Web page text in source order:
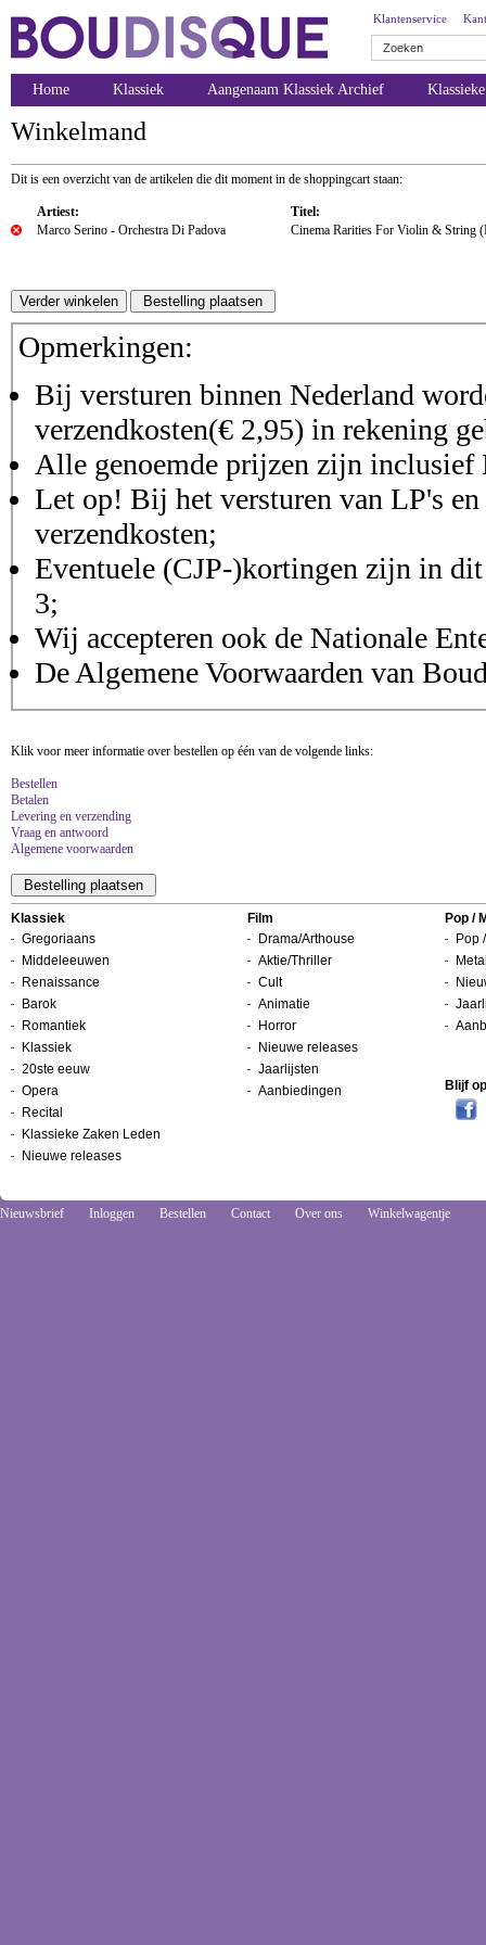
Klantenservice
Home Klassiek Aangenaam Klassiek Archief
Winkelmand
Dit is een overzicht van de artikelen die dit moment in de shoppingcart staan:
Artiest:
Titel:
Marco Serino - Orchestra Di Padova
Cinema Rarities For Violin & String
Opmerkingen:
Bij versturen binnen Nederland
verzendkosten(€ 2,95) in rekening
Alle genoemde prijzen zijn inclusief
Let op! Bij het versturen van LP's
verzendkosten;
Eventuele (CJP-)kortingen zijn in
3;
Wij accepteren ook de Nationale
De Algemene Voorwaarden van
Klik voor meer informatie over bestellen op één van de volgende links:
Bestellen
Betalen
Levering en verzending
Vraag en antwoord
Algemene voorwaarden
Klassiek
Gregoriaans
Middeleeuwen
Renaissance
Barok
Romantiek
Klassiek
20ste eeuw
Opera
Recital
Klassieke Zaken Leden
Nieuwe releases
Film
Drama/Arthouse
Aktie/Thriller
Cult
Animatie
Horror
Nieuwe releases
Jaarlijsten
Aanbiedingen
Pop /
Pop
Blijf
Nieuwsbrief Inloggen Bestellen Contact Over ons Winkelwagentje